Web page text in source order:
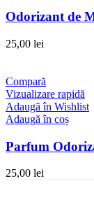
Odorizant de
25,00 lei
Compară
Vizualizare rapidă
Adaugă în Wishlist
Adaugă în coș
Parfum
25,00 lei